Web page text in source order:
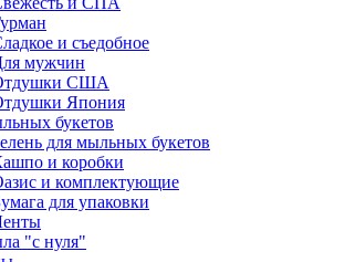
и съедобное
мужчин
США
Япония
букетов
для мыльных букетов
и коробки
и комплектующие
для упаковки
"с нуля"